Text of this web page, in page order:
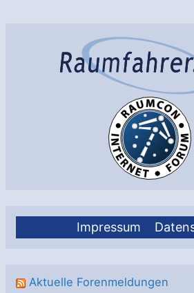
Impressum
Aktuelle Forenmeldungen